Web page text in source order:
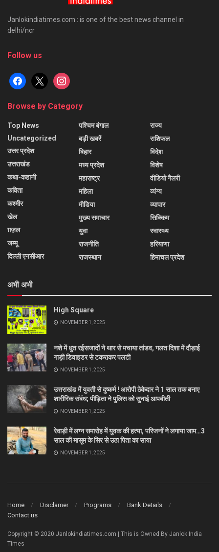
Janlokindiatimes.com : is one of the best news channel in
delhi/ncr
Follow us
facebook
x instagram
Browse by Category
Top News
Uncategorized
उत्तर प्रदेश
उत्तराखंड
कथा-कहानी
कविता
कश्मीर
खेल
ग़ज़ल
जम्मू
दिल्ली एनसीआर
पश्चिम बंगाल
बड़ी खबरें
बिहार
मध्य प्रदेश
महाराष्ट्र
महिला
मीडिया
मुख्य समाचार
युवा
राजनीति
राजस्थान
राज्य
राशिफल
विदेश
विशेष
वीडियो गैलरी
व्यंग्य
व्यापार
सिक्किम
स्वास्थ्य
हरियाणा
हिमाचल प्रदेश
अभी अभी
High Square
NOVEMBER 1, 2025
नशे में धुत रईसजादों ने थार से मचाया तांडव, गलत दिशा में दौड़ाई
गाड़ी डिवाइडर से टकराकर पलटी
NOVEMBER 1, 2025
उत्तराखंड में युवती से दुष्कर्म ! आरोपी ठेकेदार ने 1 साल तक बनाए
शारीरिक संबंध; पीड़िता ने पुलिस को सुनाई आपबीती
NOVEMBER 1, 2025
रेवाड़ी में लग्न समारोह में युवक की हत्या, परिजनों ने लगाया जाम…3
साल की मासूम के सिर से उठा पिता का साया
NOVEMBER 1, 2025
Home Disclamer Programs
Bank Details
Contact us
Copyright © 2020 Janlokindiatimes.com | This is Owned By Janlok India
Times